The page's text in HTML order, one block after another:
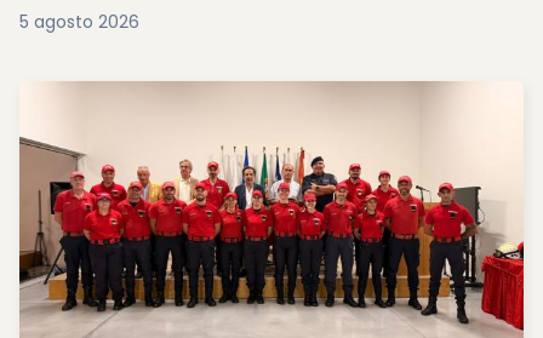
5 agosto 2026